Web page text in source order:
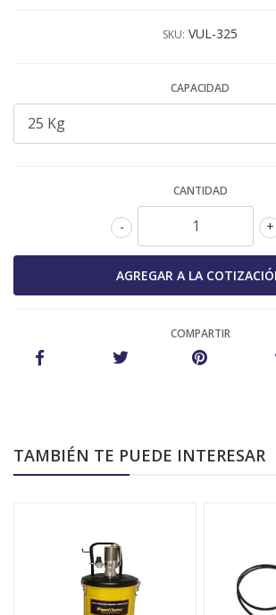
SKU: VUL-325
CAPACIDAD
CANTIDAD
+
-
COMPARTIR
TAMBIÉN TE PUEDE INTERESAR